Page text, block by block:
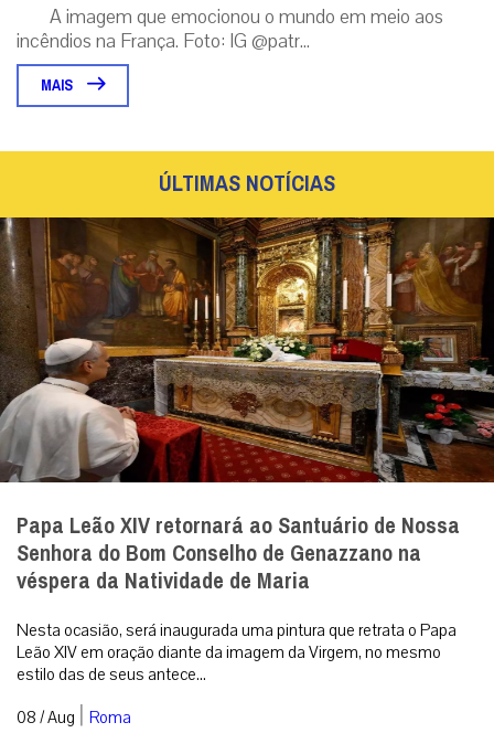
A imagem que emocionou o mundo em meio aos
incêndios na França. Foto: IG @patr...
MAIS
ÚLTIMAS NOTÍCIAS
Papa Leão XIV retornará ao Santuário de Nossa
Senhora do Bom Conselho de Genazzano na
véspera da Natividade de Maria
Nesta ocasião, será inaugurada uma pintura que retrata o Papa
Leão XIV em oração diante da imagem da Virgem, no mesmo
estilo das de seus antece...
08 / Aug | Roma